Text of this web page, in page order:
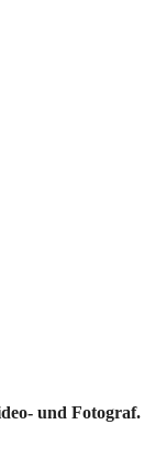
und Fotograf.